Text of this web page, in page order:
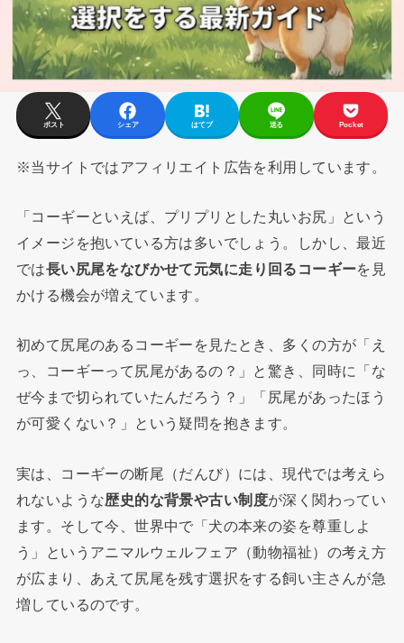
ポスト シェア はてブ 送る Pocket
※当サイトではアフィリエイト広告を利用しています。
「コーギーといえば、プリプリとした丸いお尻」という
イメージを抱いている方は多いでしょう。しかし、最近
では長い尻尾をなびかせて元気に走り回るコーギーを見
かける機会が増えています。
初めて尻尾のあるコーギーを見たとき、多くの方が「え
っ、コーギーって尻尾があるの？」と驚き、同時に「な
ぜ今まで切られていたんだろう？」「尻尾があったほう
が可愛くない？」という疑問を抱きます。
実は、コーギーの断尾（だんび）には、現代では考えら
れないような歴史的な背景や古い制度が深く関わってい
ます。そして今、世界中で「犬の本来の姿を尊重しよ
う」というアニマルウェルフェア（動物福祉）の考え方
が広まり、あえて尻尾を残す選択をする飼い主さんが急
増しているのです。